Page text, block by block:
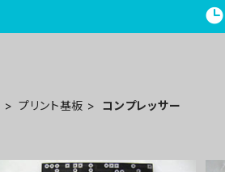
プリント基板 コンプレッサー